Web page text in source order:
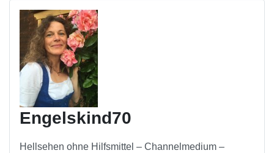
Engelskind70
Hellsehen ohne Hilfsmittel – Channelmedium –